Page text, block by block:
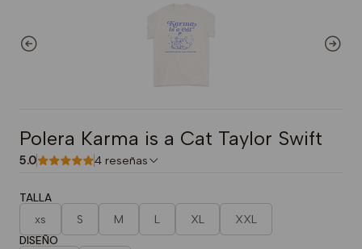
Polera Karma is a Cat Taylor Swift
5.0 4 reseñas
TALLA
xs S M L XL XXL
DISEÑO